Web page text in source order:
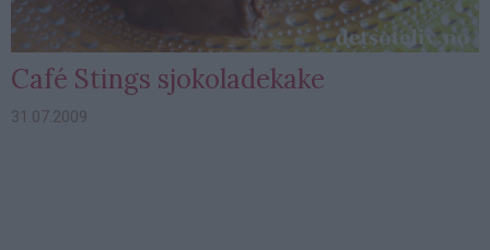
Café Stings sjokoladekake
31.07.2009